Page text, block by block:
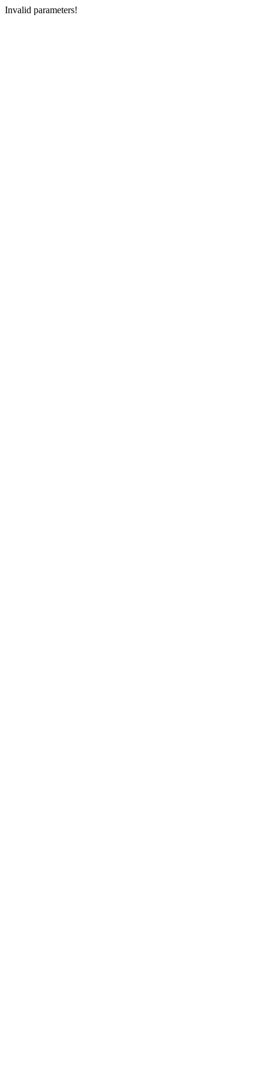
Invalid parameters!